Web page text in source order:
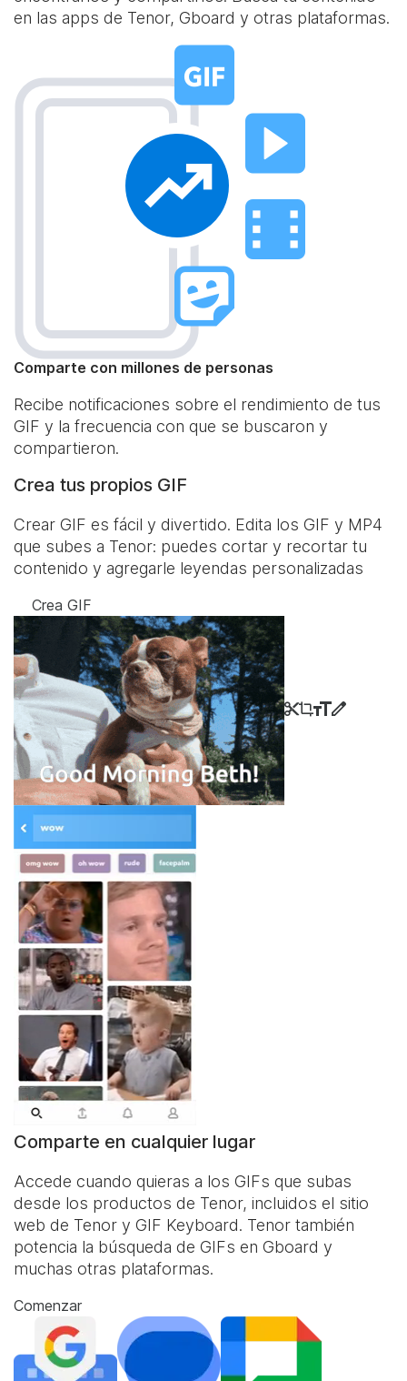
en las apps de Tenor, Gboard y otras plataformas.
Comparte con millones de personas
Recibe notificaciones sobre el rendimiento de tus
GIF y la frecuencia con que se buscaron y
compartieron.
Crea tus propios GIF
Crear GIF es fácil y divertido. Edita los GIF y MP4
que subes a Tenor: puedes cortar y recortar tu
contenido y agregarle leyendas personalizadas
Crea GIF
Comparte en cualquier lugar
Accede cuando quieras a los GIFs que subas
desde los productos de Tenor, incluidos el sitio
web de Tenor y GIF Keyboard. Tenor también
potencia la búsqueda de GIFs en Gboard y
muchas otras plataformas.
Comenzar